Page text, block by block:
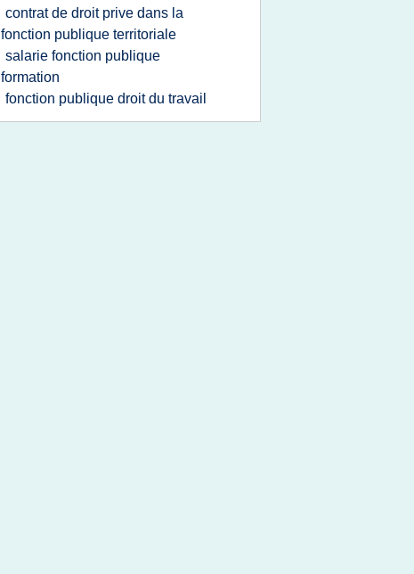
contrat de droit prive dans la
fonction publique territoriale
salarie fonction publique
formation
fonction publique droit du travail